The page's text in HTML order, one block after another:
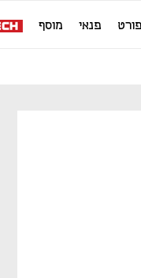
פנאי מוסף